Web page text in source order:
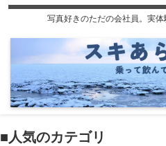
写真好きのただの会社員。実体
■人気のカテゴリ